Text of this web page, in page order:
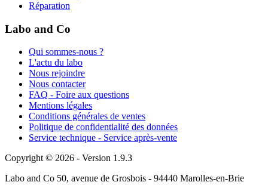
Réparation
Labo and Co
Qui sommes-nous ?
L'actu du labo
Nous rejoindre
Nous contacter
FAQ - Foire aux questions
Mentions légales
Conditions générales de ventes
Politique de confidentialité des données
Service technique - Service après-vente
Copyright © 2026 - Version 1.9.3
Labo and Co 50, avenue de Grosbois - 94440 Marolles-en-Brie